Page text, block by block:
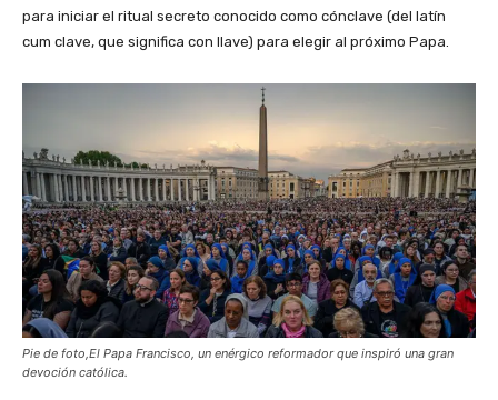
para iniciar el ritual secreto conocido como cónclave (del latín
cum clave, que significa con llave) para elegir al próximo Papa.
Pie de foto,El Papa Francisco, un enérgico reformador que inspiró una gran
devoción católica.